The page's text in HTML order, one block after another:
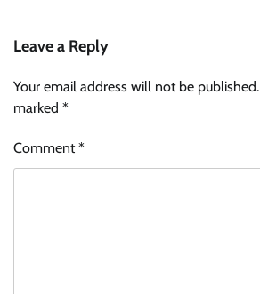
Leave a Reply
Your email address will not be published.
marked *
Comment*